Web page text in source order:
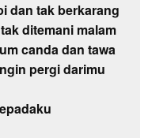
dan tak berkarang
ditemani malam
canda dan tawa
pergi darimu